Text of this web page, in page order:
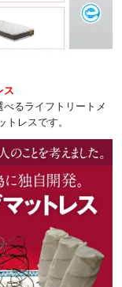
ス
るライフトリートメ
レスです。